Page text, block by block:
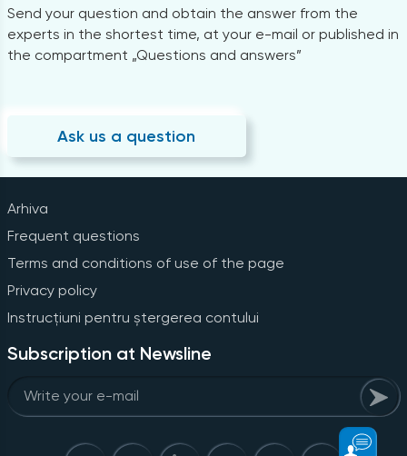
Send your question and obtain the answer from the
experts in the shortest time, at your e-mail or published in
the compartment „Questions and answers”
Ask us a question
Arhiva
Frequent questions
Terms and conditions of use of the page
Privacy policy
Instrucțiuni pentru ștergerea contului
Subscription at Newsline